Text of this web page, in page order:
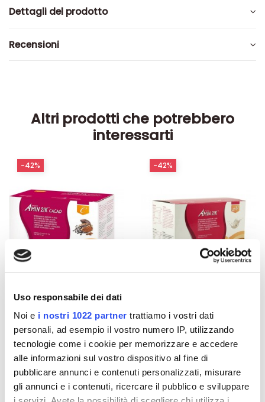
Uso responsabile dei dati
Noi e i nostri 1022 partner trattiamo i vostri dati
personali, ad esempio il vostro numero IP, utilizzando
tecnologie come i cookie per memorizzare e accedere
alle informazioni sul vostro dispositivo al fine di
pubblicare annunci e contenuti personalizzati, misurare
gli annunci e i contenuti, ricercare il pubblico e sviluppare
Dettagli del prodotto
Recensioni
Altri prodotti che potrebbero
interessarti
Integratori per dimagrire
Amin 21 K al cacao - 21
bustine
32,00 € 55,18 €
Aggiungi al
carrello
-42%
Integratori per dimagrire
Amin 21 K neutro
32,00 € 55,18 €
Aggiungi al
carrello
-42%